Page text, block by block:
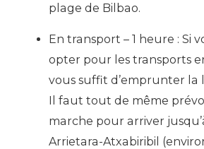
plage de Bilbao.
En transport – 1 heure : Si
opter pour les transports
vous suffit d’emprunter la
Il faut tout de même
marche pour arriver
Arrietara-Atxabiribil